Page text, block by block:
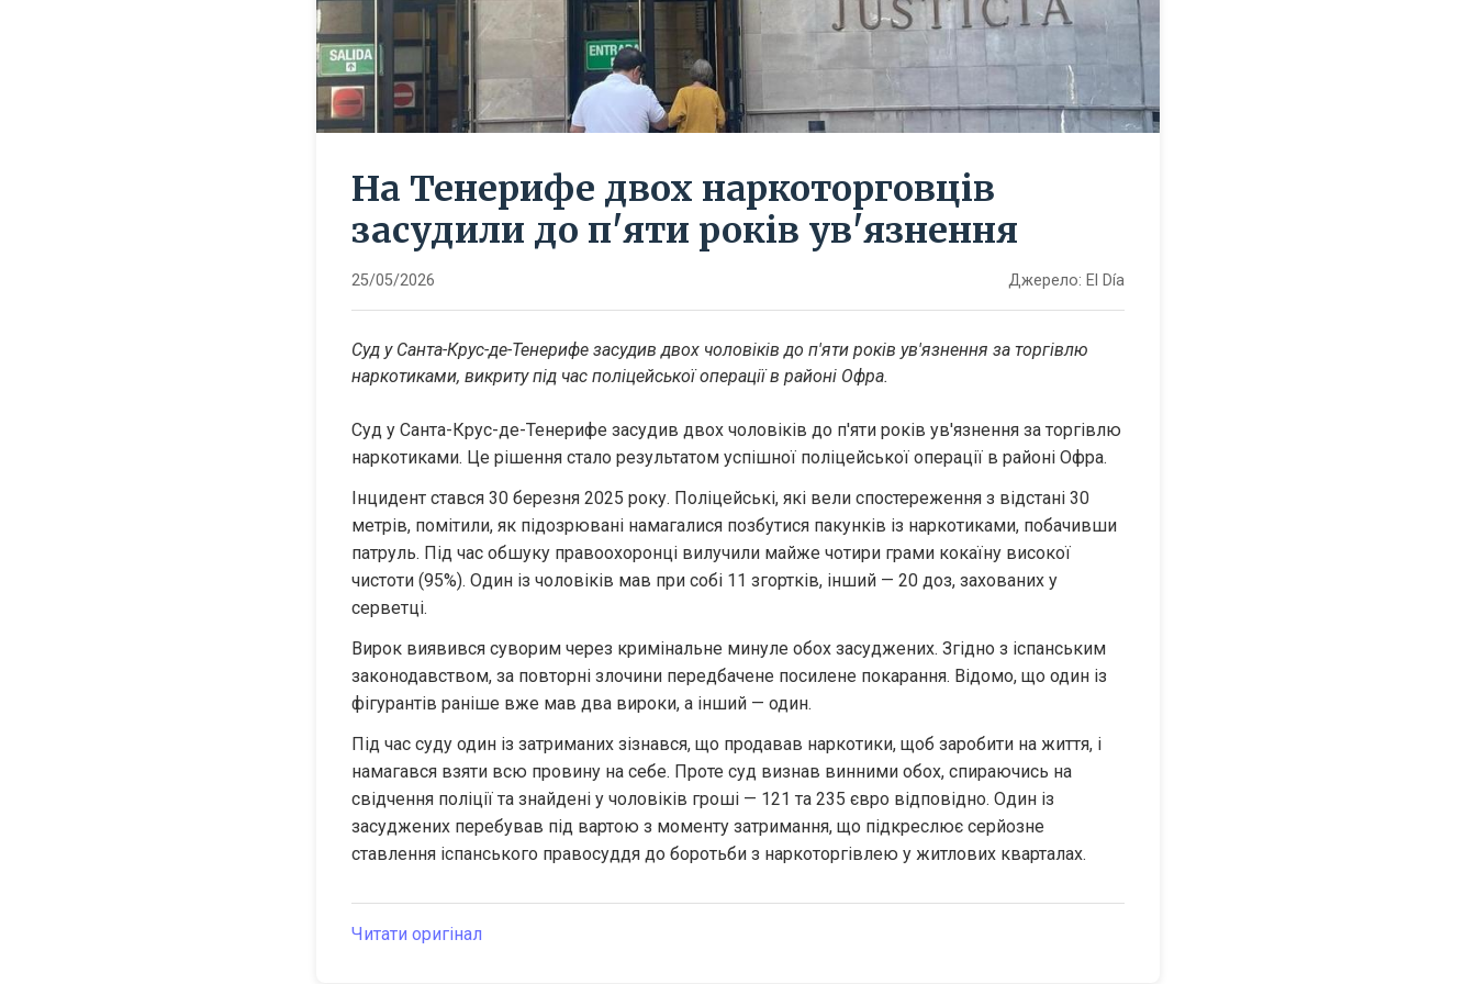
На Тенерифе двох наркоторговців
засудили до п'яти років ув'язнення
25/05/2026 Джерело: El Día
Суд у Санта-Крус-де-Тенерифе засудив двох чоловіків до п'яти років ув'язнення за торгівлю
наркотиками, викриту під час поліцейської операції в районі Офра.
Суд у Санта-Крус-де-Тенерифе засудив двох чоловіків до п'яти років ув'язнення за торгівлю
наркотиками. Це рішення стало результатом успішної поліцейської операції в районі Офра.
Інцидент стався 30 березня 2025 року. Поліцейські, які вели спостереження з відстані 30
метрів, помітили, як підозрювані намагалися позбутися пакунків із наркотиками, побачивши
патруль. Під час обшуку правоохоронці вилучили майже чотири грами кокаїну високої
чистоти (95%). Один із чоловіків мав при собі 11 згортків, інший — 20 доз, захованих у
серветці.
Вирок виявився суворим через кримінальне минуле обох засуджених. Згідно з іспанським
законодавством, за повторні злочини передбачене посилене покарання. Відомо, що один із
фігурантів раніше вже мав два вироки, а інший — один.
Під час суду один із затриманих зізнався, що продавав наркотики, щоб заробити на життя, і
намагався взяти всю провину на себе. Проте суд визнав винними обох, спираючись на
свідчення поліції та знайдені у чоловіків гроші — 121 та 235 євро відповідно. Один із
засуджених перебував під вартою з моменту затримання, що підкреслює серйозне
ставлення іспанського правосуддя до боротьби з наркоторгівлею у житлових кварталах.
Читати оригінал